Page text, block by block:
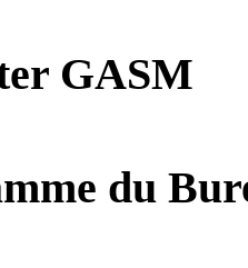
GASM
du